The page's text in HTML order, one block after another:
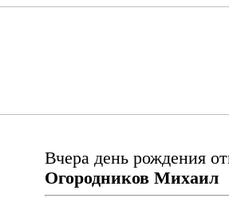
Вчера день рождения
Огородников Михаил